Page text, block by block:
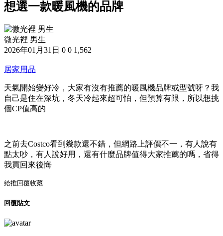
想選一款暖風機的品牌
微光裡 男生
2026年01月31日 0 0 1,562
居家用品
天氣開始變好冷，大家有沒有推薦的暖風機品牌或型號呀？我
自己是住在深坑，冬天冷起來超可怕，但預算有限，所以想挑
個CP值高的
之前去Costco看到幾款還不錯，但網路上評價不一，有人說有
點太吵，有人說好用，還有什麼品牌值得大家推薦的嗎，省得
我買回來後悔
給推回覆收藏
回覆貼文